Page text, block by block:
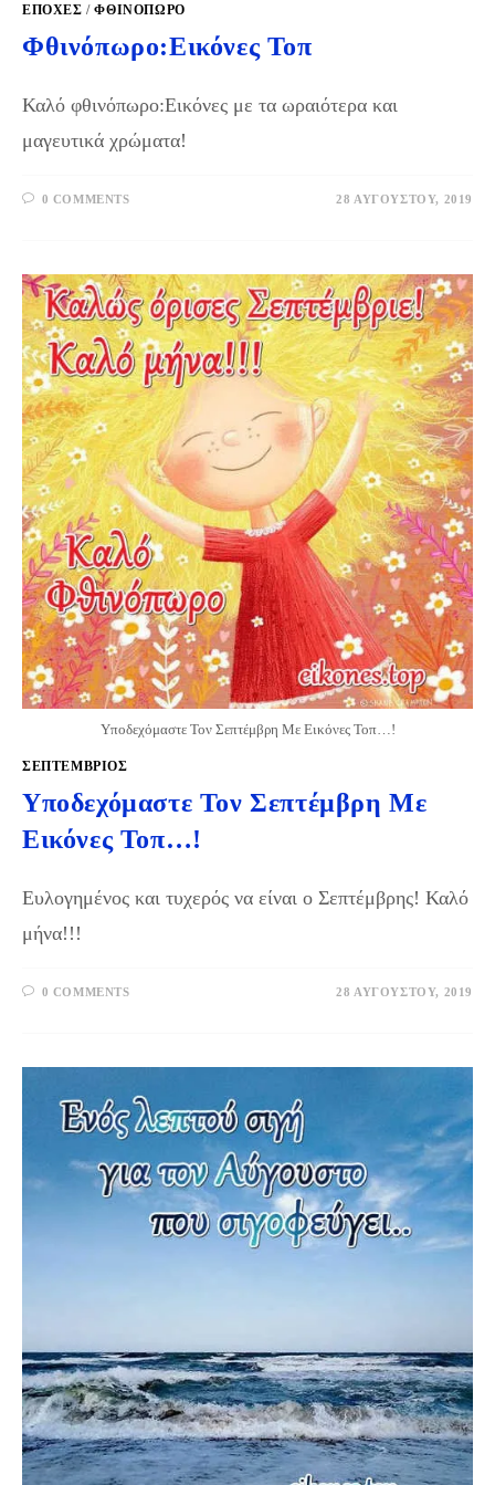
ΕΠΟΧΕΣ /ΦΘΙΝΌΠΩΡΟ
Φθινόπωρο:Εικόνες Τοπ
Καλό φθινόπωρο:Εικόνες με τα ωραιότερα και
μαγευτικά χρώματα!
0 COMMENTS 28 ΑΥΓΟΎΣΤΟΥ, 2019
Υποδεχόμαστε Τον Σεπτέμβρη Με Εικόνες Τοπ…!
ΣΕΠΤΈΜΒΡΙΟΣ
Υποδεχόμαστε Τον Σεπτέμβρη Με
Εικόνες Τοπ…!
Ευλογημένος και τυχερός να είναι ο Σεπτέμβρης! Καλό
μήνα!!!
0 COMMENTS 28 ΑΥΓΟΎΣΤΟΥ, 2019